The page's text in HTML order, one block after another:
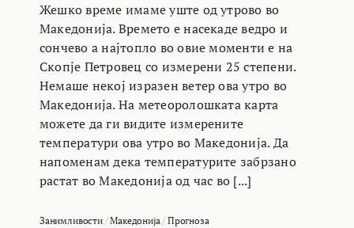
Жешко време имаме уште од утрово во
Македонија. Времето е насекаде ведро и
сончево а најтопло во овие моменти е на
Скопје Петровец со измерени 25 степени.
Немаше некој изразен ветер ова утро во
Македонија. На метеоролошката карта
можете да ги видите измерените
температури ова утро во Македонија. Да
напоменам дека температурите забрзано
растат во Македонија од час во [...]
Занимливости/Македонија/Прогноза